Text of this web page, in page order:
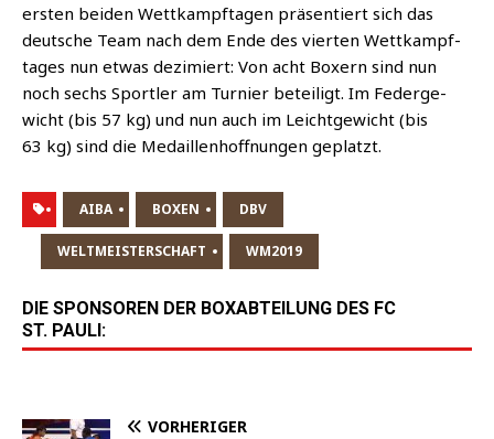
ers­ten bei­den Wett­kampf­ta­gen prä­sen­tiert sich das
deut­sche Team nach dem Ende des vier­ten Wett­kampf­
ta­ges nun etwas dezi­miert: Von acht Boxern sind nun
noch sechs Sport­ler am Tur­nier betei­ligt. Im Feder­ge­
wicht (bis 57 kg) und nun auch im Leicht­ge­wicht (bis
63 kg) sind die Medail­len­hoff­nun­gen geplatzt.
AIBA BOXEN DBV
WELTMEISTERSCHAFT WM2019
DIE SPONSOREN DER BOXABTEILUNG DES FC
ST. PAULI:
VORHERIGER